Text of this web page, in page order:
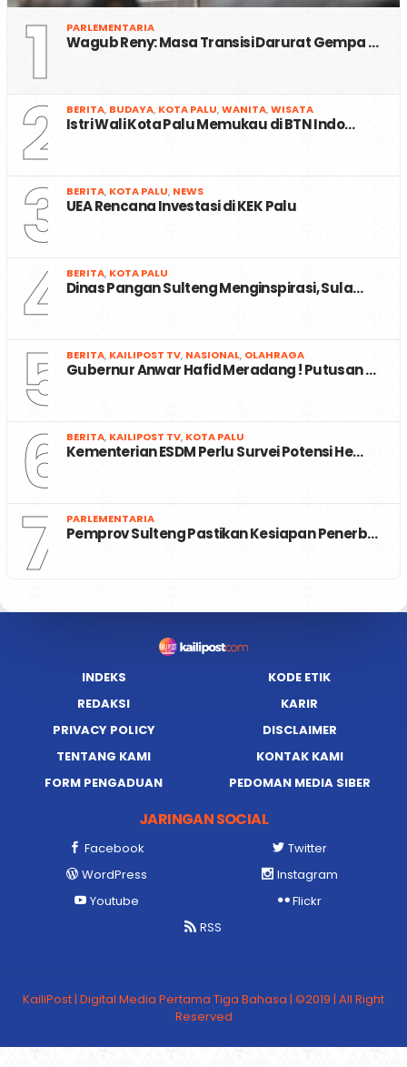
1 PARLEMENTARIA
Wagub Reny: Masa Transisi Darurat Gempa …
2 BERITA, BUDAYA, KOTA PALU,WANITA,WISATA
Istri Wali Kota Palu Memukau di BTN Indo…
3 BERITA, KOTA PALU, NEWS
UEA Rencana Investasi di KEK Palu
4 BERITA, KOTA PALU
Dinas Pangan Sulteng Menginspirasi, Sula…
5 BERITA, KAILIPOST TV, NASIONAL, OLAHRAGA
Gubernur Anwar Hafid Meradang ! Putusan …
6 BERITA, KAILIPOST TV, KOTA PALU
Kementerian ESDM Perlu Survei Potensi He…
7 PARLEMENTARIA
Pemprov Sulteng Pastikan Kesiapan Penerb…
INDEKS
KODE ETIK
REDAKSI
KARIR
PRIVACY POLICY
DISCLAIMER
TENTANG KAMI
KONTAK KAMI
FORM PENGADUAN
PEDOMAN MEDIA SIBER
JARINGAN SOCIAL
Facebook
Twitter
WordPress
Instagram
Youtube
Flickr
RSS
KailiPost | Digital Media Pertama Tiga Bahasa | ©2019 | All Right
Reserved